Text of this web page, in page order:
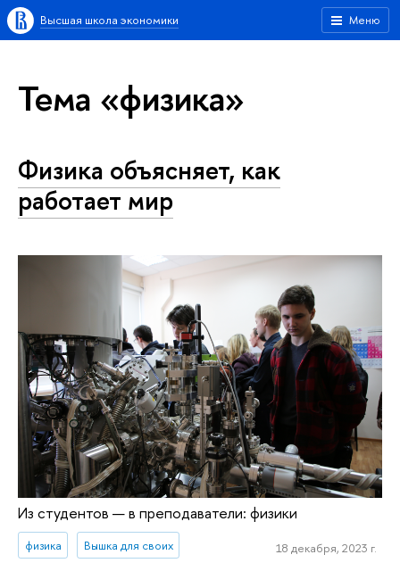
Меню
Высшая школа экономики
Тема «физика»
Физика объясняет, как
работает мир
Из студентов — в преподаватели: физики
физика Вышка для своих 18 декабря, 2023 г.